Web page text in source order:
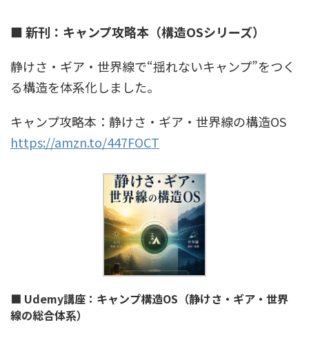
■ 新刊：キャンプ攻略本（構造OSシリーズ）
静けさ・ギア・世界線で“揺れないキャンプ”をつく
る構造を体系化しました。
キャンプ攻略本：静けさ・ギア・世界線の構造OS
https://amzn.to/447FOCT
■ Udemy講座：キャンプ構造OS（静けさ・ギア・世界
線の総合体系）